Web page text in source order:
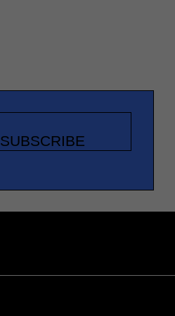
SUBSCRIBE